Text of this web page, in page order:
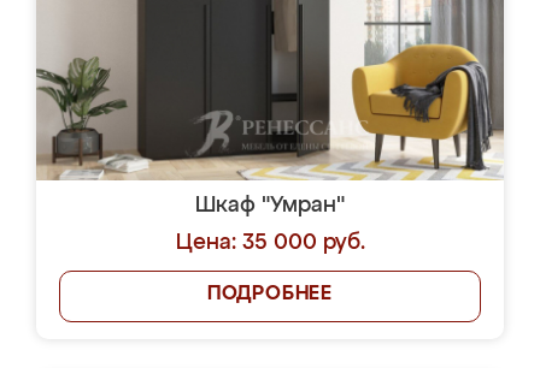
Шкаф "Умран"
Цена: 35 000 руб.
ПОДРОБНЕЕ